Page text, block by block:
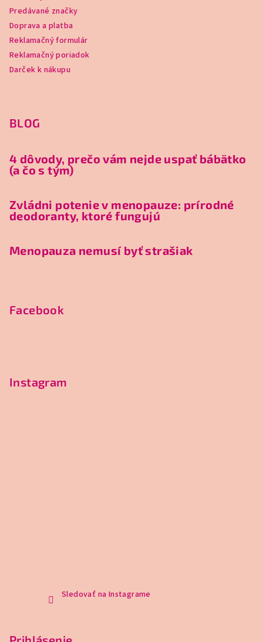
Predávané značky
Doprava a platba
Reklamačný formulár
Reklamačný poriadok
Darček k nákupu
BLOG
4 dôvody, prečo vám nejde uspať bábätko
(a čo s tým)
Zvládni potenie v menopauze: prírodné
deodoranty, ktoré fungujú
Menopauza nemusí byť strašiak
Facebook
Instagram
Sledovať na Instagrame